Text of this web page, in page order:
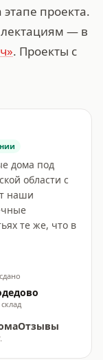
проекта.
— в
. Проекты с
дома под
области с
наши
те же, что в
Отзывы